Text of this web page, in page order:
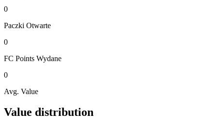
0
Paczki Otwarte
0
FC Points Wydane
0
Avg. Value
Value distribution